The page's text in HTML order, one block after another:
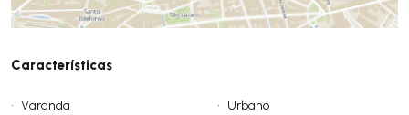
Características
• Varanda • Urbano